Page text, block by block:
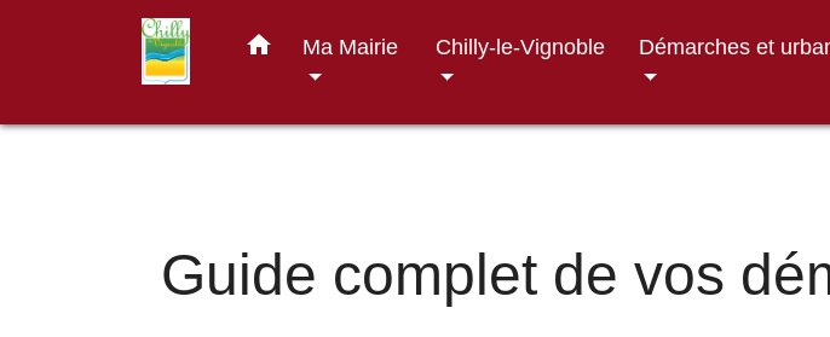
home Ma Mairie Chilly-le-Vignoble Démarches et
Guide complet de vos